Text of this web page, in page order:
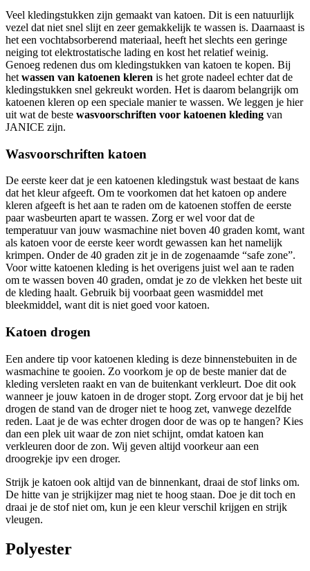
Veel kledingstukken zijn gemaakt van katoen. Dit is een natuurlijk
vezel dat niet snel slijt en zeer gemakkelijk te wassen is. Daarnaast is
het een vochtabsorberend materiaal, heeft het slechts een geringe
neiging tot elektrostatische lading en kost het relatief weinig.
Genoeg redenen dus om kledingstukken van katoen te kopen. Bij
het wassen van katoenen kleren is het grote nadeel echter dat de
kledingstukken snel gekreukt worden. Het is daarom belangrijk om
katoenen kleren op een speciale manier te wassen. We leggen je hier
uit wat de beste wasvoorschriften voor katoenen kleding van
JANICE zijn.
Wasvoorschriften katoen
De eerste keer dat je een katoenen kledingstuk wast bestaat de kans
dat het kleur afgeeft. Om te voorkomen dat het katoen op andere
kleren afgeeft is het aan te raden om de katoenen stoffen de eerste
paar wasbeurten apart te wassen. Zorg er wel voor dat de
temperatuur van jouw wasmachine niet boven 40 graden komt, want
als katoen voor de eerste keer wordt gewassen kan het namelijk
krimpen. Onder de 40 graden zit je in de zogenaamde “safe zone”.
Voor witte katoenen kleding is het overigens juist wel aan te raden
om te wassen boven 40 graden, omdat je zo de vlekken het beste uit
de kleding haalt. Gebruik bij voorbaat geen wasmiddel met
bleekmiddel, want dit is niet goed voor katoen.
Katoen drogen
Een andere tip voor katoenen kleding is deze binnenstebuiten in de
wasmachine te gooien. Zo voorkom je op de beste manier dat de
kleding versleten raakt en van de buitenkant verkleurt. Doe dit ook
wanneer je jouw katoen in de droger stopt. Zorg ervoor dat je bij het
drogen de stand van de droger niet te hoog zet, vanwege dezelfde
reden. Laat je de was echter drogen door de was op te hangen? Kies
dan een plek uit waar de zon niet schijnt, omdat katoen kan
verkleuren door de zon. Wij geven altijd voorkeur aan een
droogrekje ipv een droger.
Strijk je katoen ook altijd van de binnenkant, draai de stof links om.
De hitte van je strijkijzer mag niet te hoog staan. Doe je dit toch en
draai je de stof niet om, kun je een kleur verschil krijgen en strijk
vleugen.
Polyester